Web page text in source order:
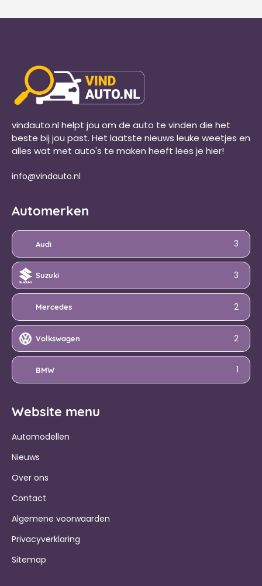
vindauto.nl helpt jou om de auto te vinden die het
beste bij jou past. Het laatste nieuws leuke weetjes en
alles wat met auto's te maken heeft lees je hier!
info@vindauto.nl
Automerken
Audi 3
Suzuki 3
Mercedes 2
Volkswagen 2
BMW 1
Website menu
Automodellen
Nieuws
Over ons
Contact
Algemene voorwaarden
Privacyverklaring
Sitemap